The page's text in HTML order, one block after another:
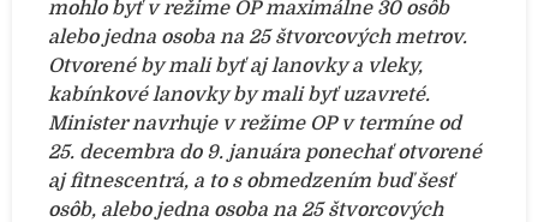
mohlo byť v režime OP maximálne 30 osôb
alebo jedna osoba na 25 štvorcových metrov.
Otvorené by mali byť aj lanovky a vleky,
kabínkové lanovky by mali byť uzavreté.
Minister navrhuje v režime OP v termíne od
25. decembra do 9. januára ponechať otvorené
aj fitnescentrá, a to s obmedzením buď šesť
osôb, alebo jedna osoba na 25 štvorcových